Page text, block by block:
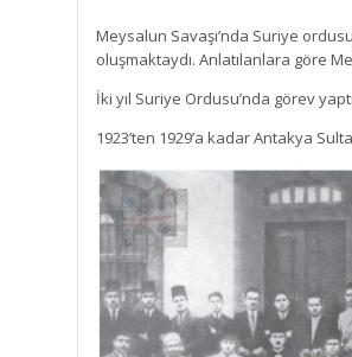
Meysalun Savaşı’nda Suriye
oluşmaktaydı. Anlatılanlara göre
İki yıl Suriye Ordusu’nda görev
1923’ten 1929’a kadar Antakya